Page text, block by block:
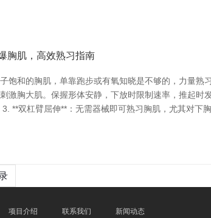
胸肌，高效熟习指南
饱和的胸肌，单靠跑步或有氧知晓是不够的，力量
激胸大肌。保握形体安静，下放时限制速率，推起
3. **双杠臂屈伸**：无需器械即可熟习胸肌，尤其对
项目介绍 联系我们 新闻动态